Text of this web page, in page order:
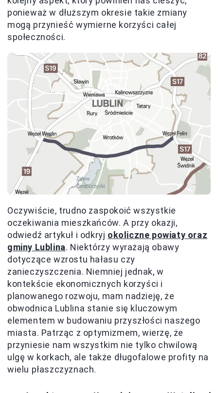
ponieważ w dłuższym okresie takie zmiany
mogą przynieść wymierne korzyści całej
społeczności.
Oczywiście, trudno zaspokoić wszystkie
oczekiwania mieszkańców. A przy okazji,
odwiedź artykuł i odkryj okoliczne powiaty oraz
gminy Lublina. Niektórzy wyrażają obawy
dotyczące wzrostu hałasu czy
zanieczyszczenia. Niemniej jednak, w
kontekście ekonomicznych korzyści i
planowanego rozwoju, mam nadzieję, że
obwodnica Lublina stanie się kluczowym
elementem w budowaniu przyszłości naszego
miasta. Patrząc z optymizmem, wierzę, że
przyniesie nam wszystkim nie tylko chwilową
ulgę w korkach, ale także długofalowe profity na
wielu płaszczyznach.